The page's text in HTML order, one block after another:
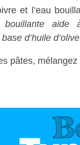
et l’eau
bouillante aide
d’huile
pâtes, mélangez